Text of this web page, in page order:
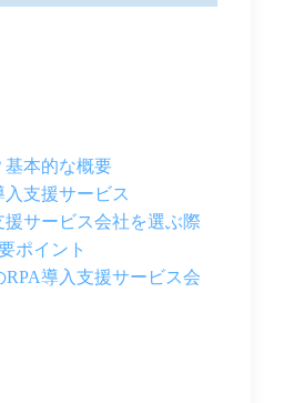
基本的な概要
入支援サービス
援サービス会社を選ぶ際
ポイント
RPA導入支援サービス会